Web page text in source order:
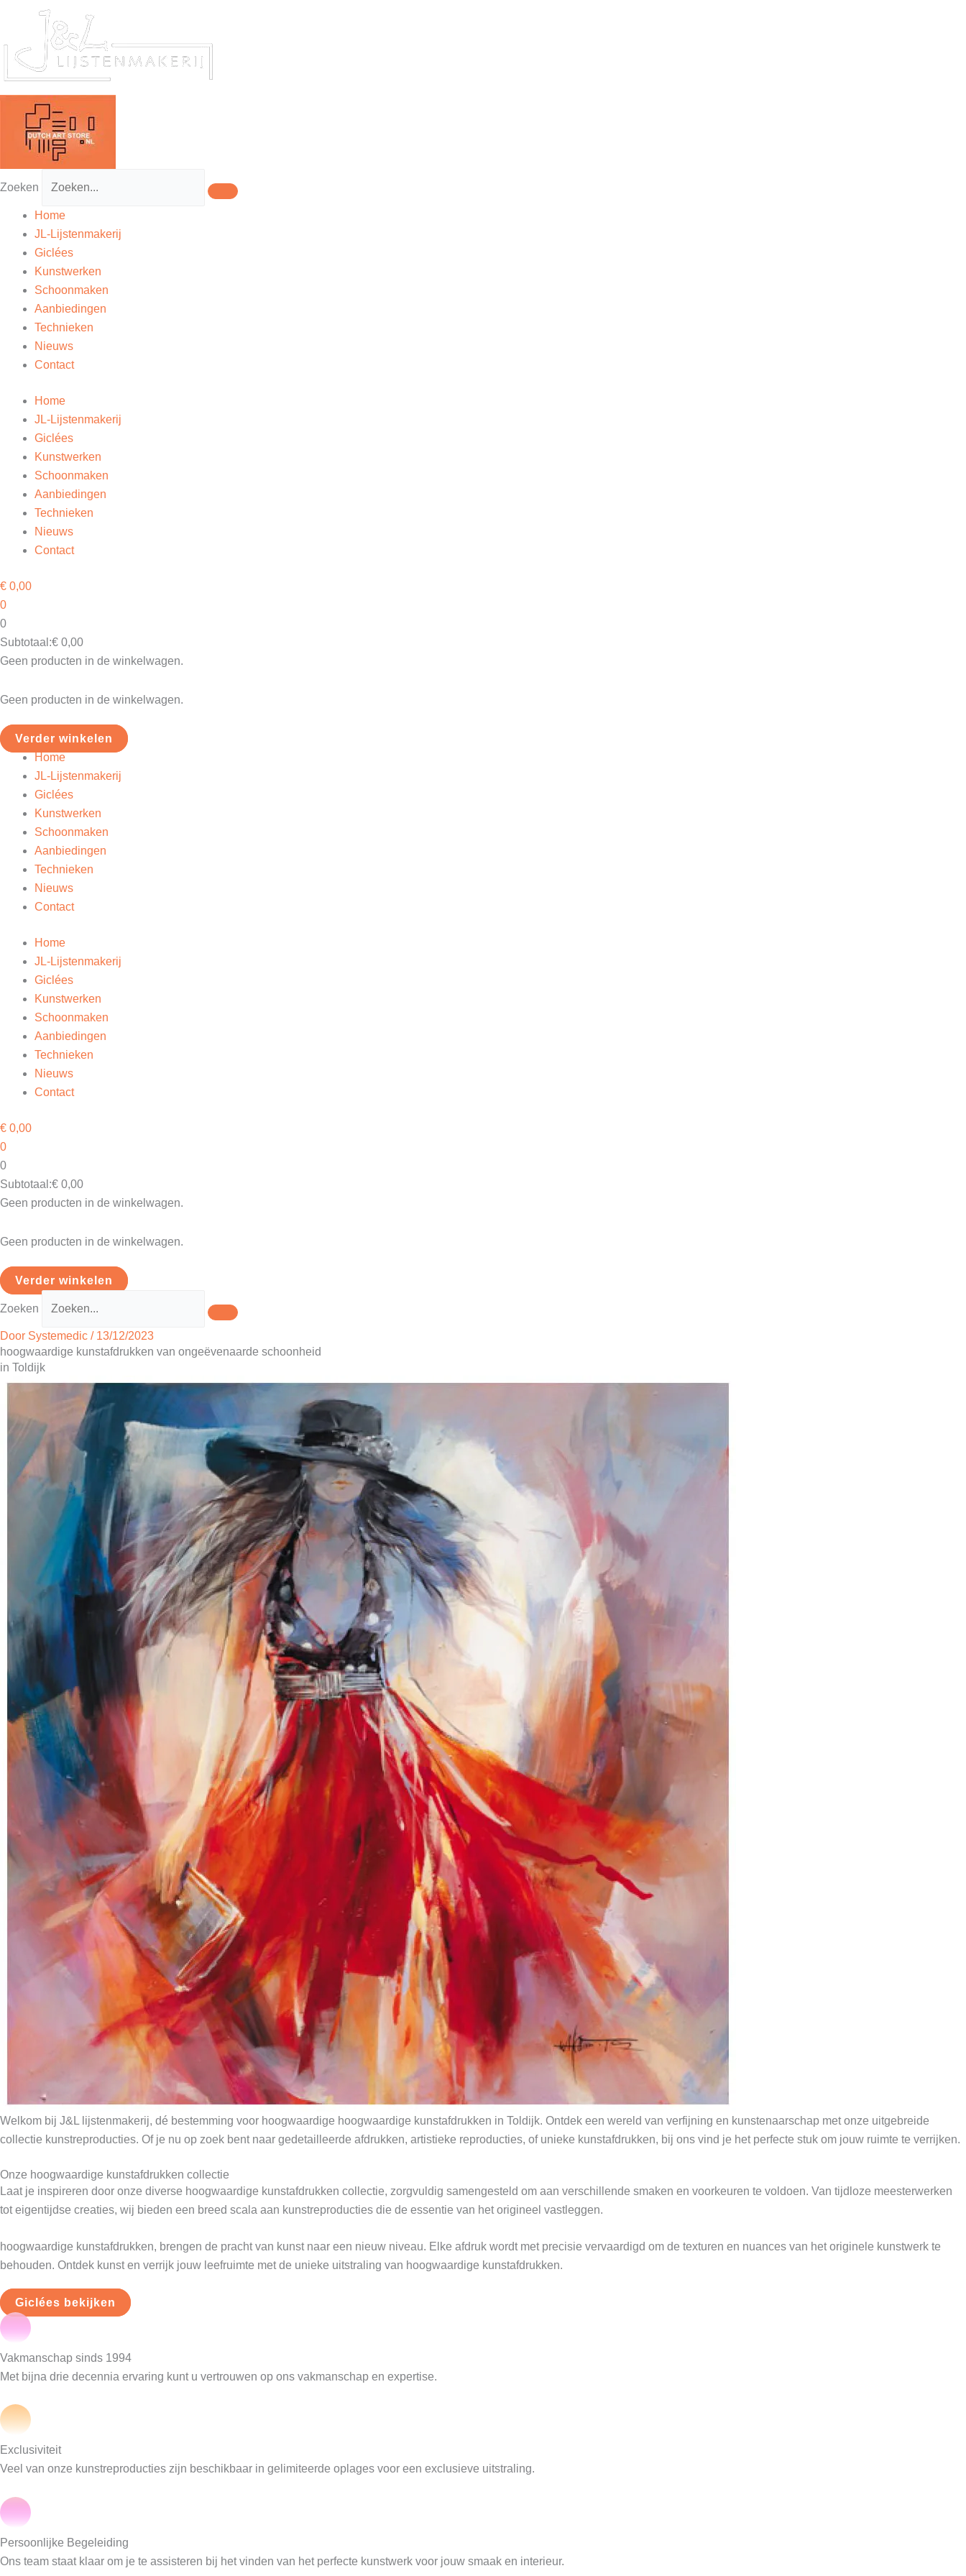
de
inhoud
Zoeken
Home
JL-Lijstenmakerij
Giclées
Kunstwerken
Schoonmaken
Aanbiedingen
Technieken
Nieuws
Contact
Home
JL-Lijstenmakerij
Giclées
Kunstwerken
Schoonmaken
Aanbiedingen
Technieken
Nieuws
Contact
€ 0,00
0
0
Subtotaal:€ 0,00
Geen producten in de winkelwagen.
Geen producten in de winkelwagen.
Verder winkelen
Home
JL-Lijstenmakerij
Giclées
Kunstwerken
Schoonmaken
Aanbiedingen
Technieken
Nieuws
Contact
Home
JL-Lijstenmakerij
Giclées
Kunstwerken
Schoonmaken
Aanbiedingen
Technieken
Nieuws
Contact
€ 0,00
0
0
Subtotaal:€ 0,00
Geen producten in de winkelwagen.
Geen producten in de winkelwagen.
Verder winkelen
Zoeken
Door Systemedic / 13/12/2023
hoogwaardige kunstafdrukken van ongeëvenaarde schoonheid
in Toldijk
Welkom bij J&L lijstenmakerij, dé bestemming voor hoogwaardige hoogwaardige kunstafdrukken in Toldijk. Ontdek een wereld van verfijning en kunstenaarschap met onze uitgebreide
collectie kunstreproducties. Of je nu op zoek bent naar gedetailleerde afdrukken, artistieke reproducties, of unieke kunstafdrukken, bij ons vind je het perfecte stuk om jouw ruimte te verrijken.
Onze hoogwaardige kunstafdrukken collectie
Laat je inspireren door onze diverse hoogwaardige kunstafdrukken collectie, zorgvuldig samengesteld om aan verschillende smaken en voorkeuren te voldoen. Van tijdloze meesterwerken
tot eigentijdse creaties, wij bieden een breed scala aan kunstreproducties die de essentie van het origineel vastleggen.
hoogwaardige kunstafdrukken, brengen de pracht van kunst naar een nieuw niveau. Elke afdruk wordt met precisie vervaardigd om de texturen en nuances van het originele kunstwerk te
behouden. Ontdek kunst en verrijk jouw leefruimte met de unieke uitstraling van hoogwaardige kunstafdrukken.
Giclées bekijken
Vakmanschap sinds 1994
Met bijna drie decennia ervaring kunt u vertrouwen op ons vakmanschap en expertise.
Exclusiviteit
Veel van onze kunstreproducties zijn beschikbaar in gelimiteerde oplages voor een exclusieve uitstraling.
Persoonlijke Begeleiding
Ons team staat klaar om je te assisteren bij het vinden van het perfecte kunstwerk voor jouw smaak en interieur.